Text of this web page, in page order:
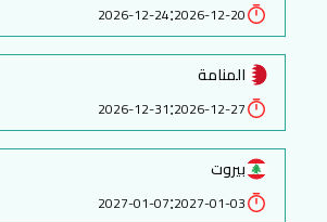
2026-12-20
:
2026-12-24
المنامة
2026-12-27
:
2026-12-31
بيروت
2027-01-03
:
2027-01-07